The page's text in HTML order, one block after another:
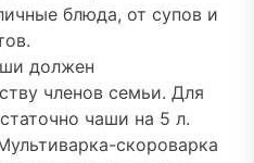
блюда, от супов и
должен
членов семьи. Для
чаши на 5 л.
скороварка